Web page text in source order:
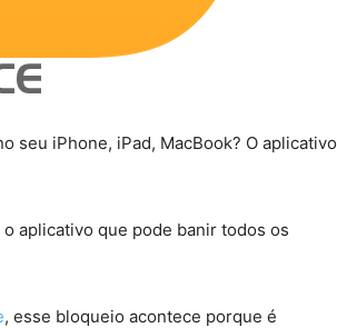
seu iPhone, iPad, MacBook? O aplicativo
aplicativo que pode banir todos os
, esse bloqueio acontece porque é